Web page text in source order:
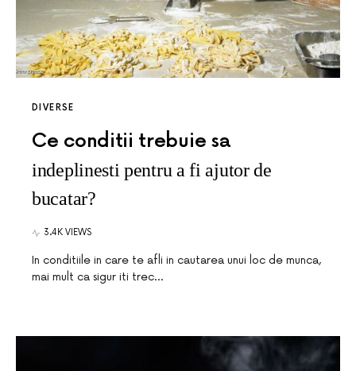
DIVERSE
Ce conditii trebuie sa
indeplinesti pentru a fi ajutor de
bucatar?
3.4K VIEWS
In conditiile in care te afli in cautarea unui loc de munca,
mai mult ca sigur iti trec…